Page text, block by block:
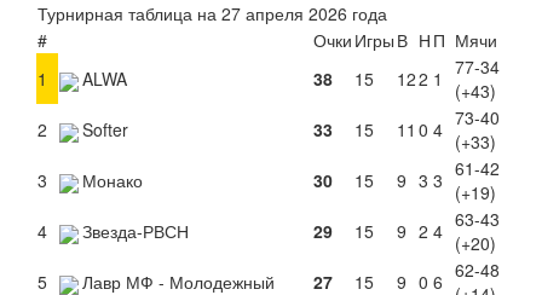
Турнирная таблица на 27 апреля 2026 года
#
Очки Игры В Н П Мячи
1
ALWA 38 15 122 1
77-34
(+43)
2
Softer 33 15 11 0 4 73-40
(+33)
3
Монако 30 15 9 3 3 61-42
(+19)
4
Звезда-РВСН 29 15 9 2 4 63-43
(+20)
5
Лавр МФ - Молодежный 27 15 9 0 6 62-48